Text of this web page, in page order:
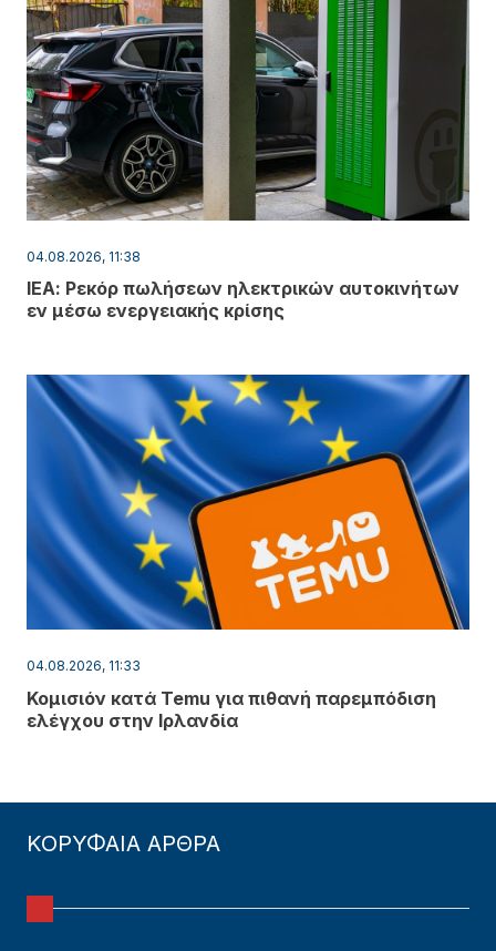
04.08.2026, 11:38
ΙΕΑ: Ρεκόρ πωλήσεων ηλεκτρικών αυτοκινήτων
εν μέσω ενεργειακής κρίσης
04.08.2026, 11:33
Κομισιόν κατά Temu για πιθανή παρεμπόδιση
ελέγχου στην Ιρλανδία
ΚΟΡΥΦΑΙΑ ΑΡΘΡΑ